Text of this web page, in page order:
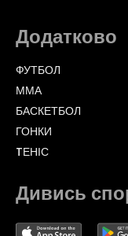
Додатково
ФУТБОЛ
ММА
БАСКЕТБОЛ
ГОНКИ
TЕНІС
Дивись